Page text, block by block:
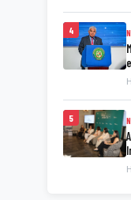
4
5